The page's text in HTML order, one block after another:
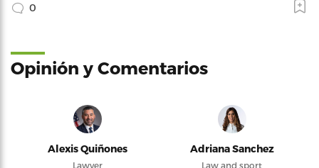
0
Opinión y Comentarios
Alexis Quiñones
Lawyer
Adriana Sanchez
Law and sport